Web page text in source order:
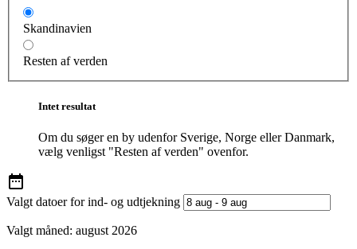
Skandinavien
Resten af verden
Intet resultat
Om du søger en by udenfor Sverige, Norge eller Danmark,
vælg venligst "Resten af verden" ovenfor.
Valgt datoer for ind- og udtjekning
Valgt måned: august 2026